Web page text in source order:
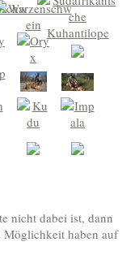
nicht dabei ist, dann
Möglichkeit haben auf